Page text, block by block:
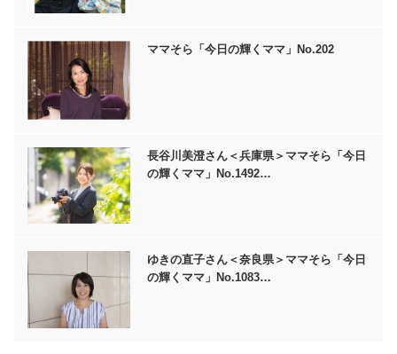
ママそら「今日の輝くママ」No.202
長谷川美澄さん＜兵庫県＞ママそら「今日
の輝くママ」No.1492…
ゆきの直子さん＜奈良県＞ママそら「今日
の輝くママ」No.1083…